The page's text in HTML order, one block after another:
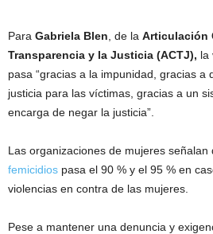
Para Gabriela Blen , de la Articulación
Transparencia y la Justicia (ACTJ), la
pasa “gracias a la impunidad, gracias a
justicia para las víctimas, gracias a un
encarga de negar la justicia”.
Las organizaciones de mujeres señalan
femicidios pasa el 90 % y el 95 % en
violencias en contra de las mujeres.
Pese a mantener una denuncia y